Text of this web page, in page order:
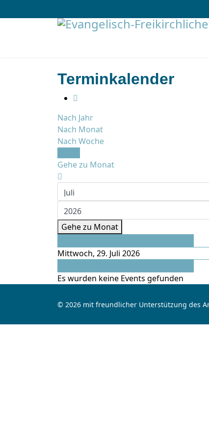
Terminkalender
Nach Jahr
Nach Monat
Nach Woche
Gehe zu Monat
Gehe zu Monat
Mittwoch, 29. Juli 2026
Es wurden keine Events gefunden
© 2026 mit freundlicher Unterstützung des